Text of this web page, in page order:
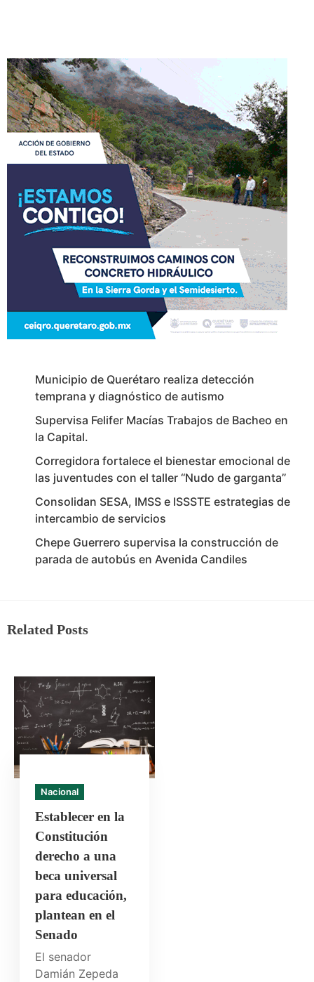
Municipio de Querétaro realiza detección
temprana y diagnóstico de autismo
Supervisa Felifer Macías Trabajos de Bacheo en
la Capital.
Corregidora fortalece el bienestar emocional de
las juventudes con el taller ‘‘Nudo de garganta’’
Consolidan SESA, IMSS e ISSSTE estrategias de
intercambio de servicios
Chepe Guerrero supervisa la construcción de
parada de autobús en Avenida Candiles
Related Posts
Nacional
Establecer en la
Constitución
derecho a una
beca universal
para educación,
plantean en el
Senado
El senador
Damián Zepeda